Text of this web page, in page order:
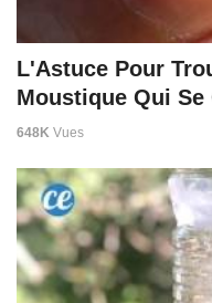
L'Astuce Pour
Moustique Qui Se
648K Vues